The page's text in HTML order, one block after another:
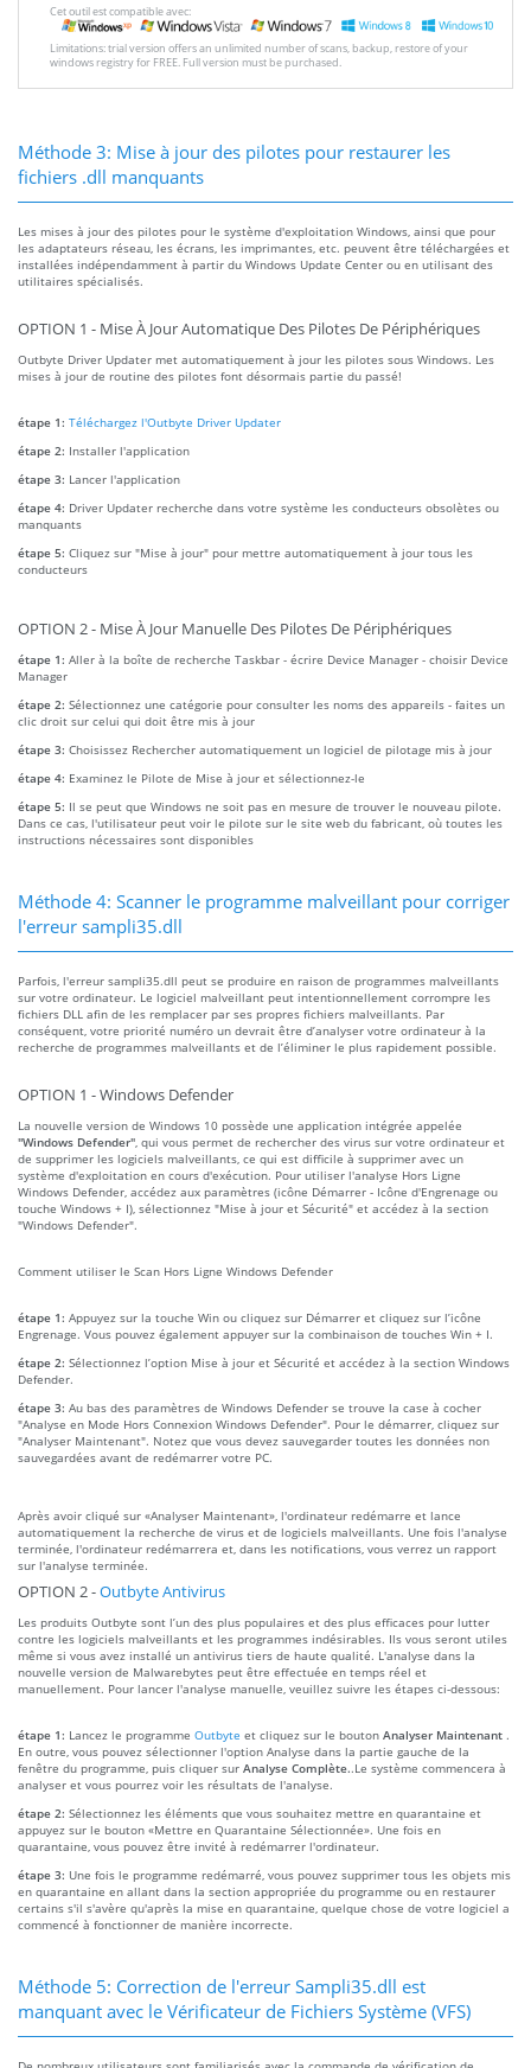
Cet outil est compatible avec:
Limitations: trial version offers an unlimited number of scans, backup, restore of your
windows registry for FREE. Full version must be purchased.
Méthode 3: Mise à jour des pilotes pour restaurer les
fichiers .dll manquants
Les mises à jour des pilotes pour le système d'exploitation Windows, ainsi que pour
les adaptateurs réseau, les écrans, les imprimantes, etc. peuvent être téléchargées et
installées indépendamment à partir du Windows Update Center ou en utilisant des
utilitaires spécialisés.
OPTION 1 - Mise À Jour Automatique Des Pilotes De Périphériques
Outbyte Driver Updater met automatiquement à jour les pilotes sous Windows. Les
mises à jour de routine des pilotes font désormais partie du passé!
étape 1: Téléchargez l'Outbyte Driver Updater
étape 2: Installer l'application
étape 3: Lancer l'application
étape 4: Driver Updater recherche dans votre système les conducteurs obsolètes ou
manquants
étape 5: Cliquez sur "Mise à jour" pour mettre automatiquement à jour tous les
conducteurs
OPTION 2 - Mise À Jour Manuelle Des Pilotes De Périphériques
étape 1: Aller à la boîte de recherche Taskbar - écrire Device Manager - choisir Device
Manager
étape 2: Sélectionnez une catégorie pour consulter les noms des appareils - faites un
clic droit sur celui qui doit être mis à jour
étape 3: Choisissez Rechercher automatiquement un logiciel de pilotage mis à jour
étape 4: Examinez le Pilote de Mise à jour et sélectionnez-le
étape 5: Il se peut que Windows ne soit pas en mesure de trouver le nouveau pilote.
Dans ce cas, l'utilisateur peut voir le pilote sur le site web du fabricant, où toutes les
instructions nécessaires sont disponibles
Méthode 4: Scanner le programme malveillant pour corriger
l'erreur sampli35.dll
Parfois, l'erreur sampli35.dll peut se produire en raison de programmes malveillants
sur votre ordinateur. Le logiciel malveillant peut intentionnellement corrompre les
fichiers DLL afin de les remplacer par ses propres fichiers malveillants. Par
conséquent, votre priorité numéro un devrait être d’analyser votre ordinateur à la
recherche de programmes malveillants et de l’éliminer le plus rapidement possible.
OPTION 1 - Windows Defender
La nouvelle version de Windows 10 possède une application intégrée appelée
"Windows Defender" , qui vous permet de rechercher des virus sur votre ordinateur et
de supprimer les logiciels malveillants, ce qui est difficile à supprimer avec un
système d'exploitation en cours d'exécution. Pour utiliser l'analyse Hors Ligne
Windows Defender, accédez aux paramètres (icône Démarrer - Icône d'Engrenage ou
touche Windows + I), sélectionnez "Mise à jour et Sécurité" et accédez à la section
"Windows Defender".
Comment utiliser le Scan Hors Ligne Windows Defender
étape 1: Appuyez sur la touche Win ou cliquez sur Démarrer et cliquez sur l’icône
Engrenage. Vous pouvez également appuyer sur la combinaison de touches Win + I.
étape 2: Sélectionnez l’option Mise à jour et Sécurité et accédez à la section Windows
Defender.
étape 3: Au bas des paramètres de Windows Defender se trouve la case à cocher
"Analyse en Mode Hors Connexion Windows Defender". Pour le démarrer, cliquez sur
"Analyser Maintenant". Notez que vous devez sauvegarder toutes les données non
sauvegardées avant de redémarrer votre PC.
Après avoir cliqué sur «Analyser Maintenant», l'ordinateur redémarre et lance
automatiquement la recherche de virus et de logiciels malveillants. Une fois l'analyse
terminée, l'ordinateur redémarrera et, dans les notifications, vous verrez un rapport
sur l'analyse terminée.
OPTION 2 -Outbyte Antivirus
Les produits Outbyte sont l’un des plus populaires et des plus efficaces pour lutter
contre les logiciels malveillants et les programmes indésirables. Ils vous seront utiles
même si vous avez installé un antivirus tiers de haute qualité. L'analyse dans la
nouvelle version de Malwarebytes peut être effectuée en temps réel et
manuellement. Pour lancer l'analyse manuelle, veuillez suivre les étapes ci-dessous:
étape 1: Lancez le programme Outbyte et cliquez sur le bouton Analyser Maintenant .
En outre, vous pouvez sélectionner l'option Analyse dans la partie gauche de la
fenêtre du programme, puis cliquer sur Analyse Complète..Le système commencera à
analyser et vous pourrez voir les résultats de l'analyse.
étape 2: Sélectionnez les éléments que vous souhaitez mettre en quarantaine et
appuyez sur le bouton «Mettre en Quarantaine Sélectionnée». Une fois en
quarantaine, vous pouvez être invité à redémarrer l'ordinateur.
étape 3: Une fois le programme redémarré, vous pouvez supprimer tous les objets mis
en quarantaine en allant dans la section appropriée du programme ou en restaurer
certains s'il s'avère qu'après la mise en quarantaine, quelque chose de votre logiciel a
commencé à fonctionner de manière incorrecte.
Méthode 5: Correction de l'erreur Sampli35.dll est
manquant avec le Vérificateur de Fichiers Système (VFS)